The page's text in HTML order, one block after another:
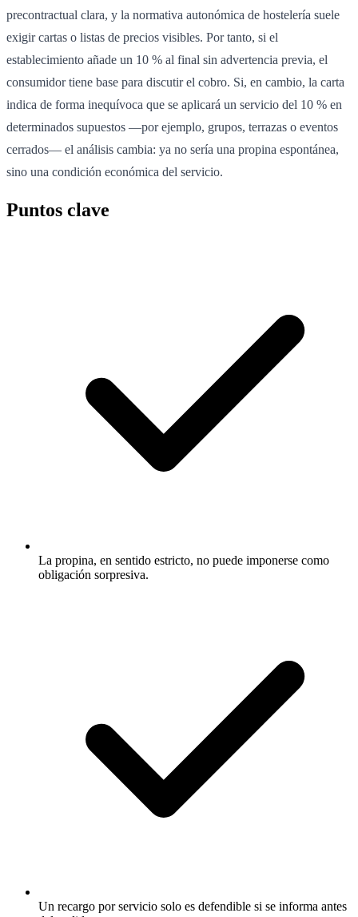
precontractual clara, y la normativa autonómica de hostelería suele
exigir cartas o listas de precios visibles. Por tanto, si el
establecimiento añade un 10 % al final sin advertencia previa, el
consumidor tiene base para discutir el cobro. Si, en cambio, la carta
indica de forma inequívoca que se aplicará un servicio del 10 % en
determinados supuestos —por ejemplo, grupos, terrazas o eventos
cerrados— el análisis cambia: ya no sería una propina espontánea,
sino una condición económica del servicio.
Puntos clave
La propina, en sentido estricto, no puede imponerse como
obligación sorpresiva.
Un recargo por servicio solo es defendible si se informa antes